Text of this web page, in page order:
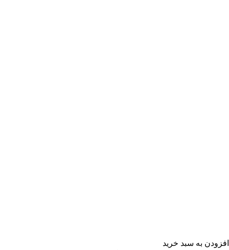
افزودن به سبد خرید